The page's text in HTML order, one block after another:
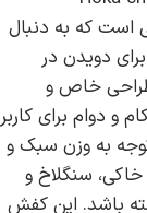
است که به دنبال
دویدن در
خاص و
و دوام برای کاربر
می‌آورد. کتونی چلنجر ای تی آر 7 با توجه به وزن سبک و
خاکی، سنگلاخ و
باشد. این کفش